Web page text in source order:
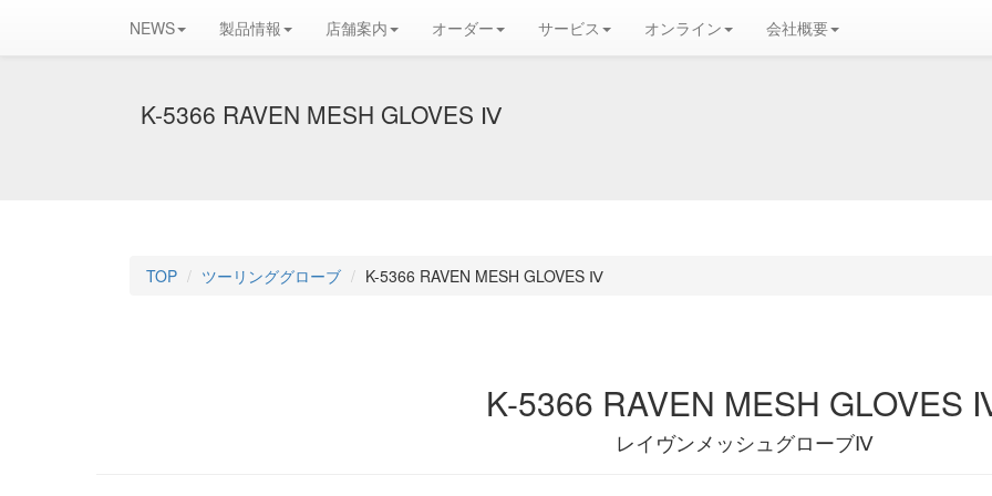
NEWS 製品情報 店舗案内 オーダー サービス オンライン 会社概要
K-5366 RAVEN MESH GLOVES Ⅳ
TOP ツーリンググローブ K-5366 RAVEN MESH GLOVES Ⅳ
K-5366 RAVEN MESH GLOVES
レイヴンメッシュグローブⅣ